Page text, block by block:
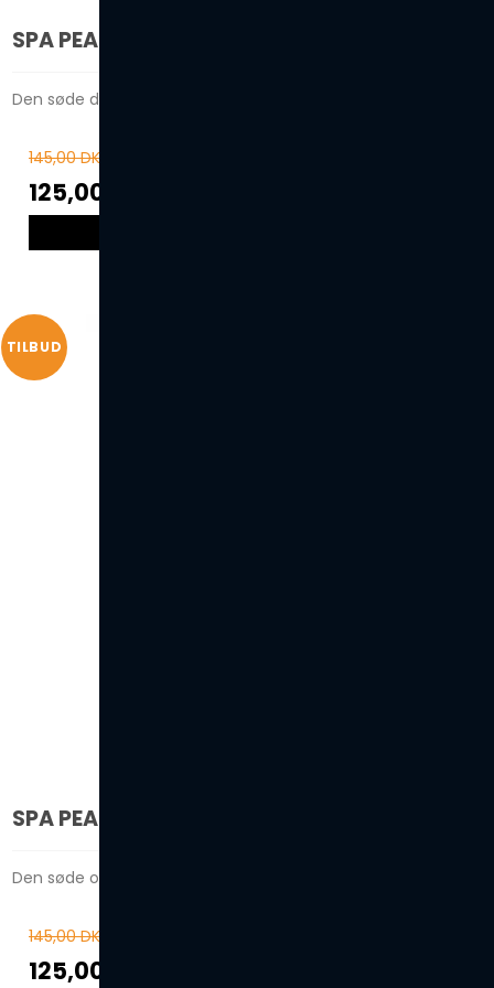
SPA PEARLS - POMEGRANATE
Den søde duft af granatæble!
145,00 DKK
125,00 DKK
TILBUD
SPA PEARLS - RAZZBERRY
Den søde og friske duft af hindbær!
145,00 DKK
125,00 DKK